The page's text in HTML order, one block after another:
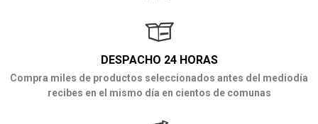
DESPACHO 24 HORAS
Compra miles de productos seleccionados antes del mediodía
recibes en el mismo día en cientos de comunas